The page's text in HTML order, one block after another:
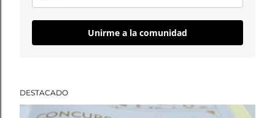
Unirme a la comunidad
DESTACADO